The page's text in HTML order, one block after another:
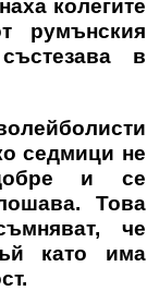
колегите
румънския
в
седмици не
и се
Това
че
като има